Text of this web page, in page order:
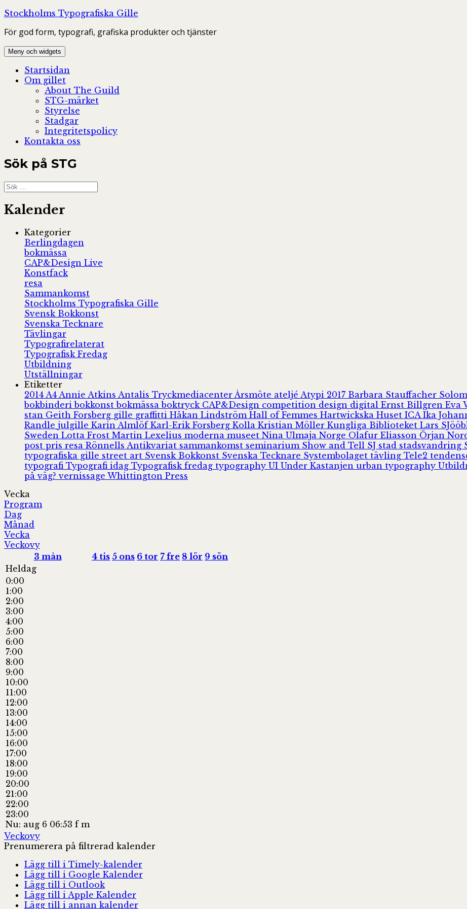
Hoppa
innehåll
Stockholms Typografiska Gille
För god form, typografi, grafiska produkter och tjänster
Meny och widgets
Startsidan
Om gillet
About The Guild
STG-märket
Styrelse
Stadgar
Integritetspolicy
Kontakta oss
Sök på STG
Sök
efter:
Kalender
Kategorier
Berlingdagen
bokmässa
CAP&Design Live
Konstfack
resa
Sammankomst
Stockholms Typografiska Gille
Svensk Bokkonst
Svenska Tecknare
Tävlingar
Typografirelaterat
Typografisk Fredag
Utbildning
Utställningar
Etiketter
2014 A4 Annie Atkins Antalis Tryckmediacenter Årsmöte ateljé Atypi 2017 Barbara Stauffacher
bokbinderibokkonstbokmässaboktryck CAP&Design competition design digital Ernst Billgren Eva
stan Geith Forsberg gille graffitti Håkan Lindström Hall of Femmes Hartwickska Huset ICA Ika
Randle julgille Karin Almlöf Karl-Erik Forsberg Kolla Kristian Möller Kungliga Biblioteket Lars
Sweden Lotta Frost Martin Lexelius moderna museet Nina Ulmaja Norge Olafur Eliasson Örjan
post pris resa Rönnells Antikvariat sammankomst seminarium Show and Tell SJ stad stadsvandring
typografiska gille street art Svensk Bokkonst Svenska Tecknare Systembolaget tävling Tele2
typografi Typografi idag Typografisk fredag typography UI Under Kastanjen urban typography
på väg?vernissage Whittington Press
Vecka
Program
Dag
Månad
Vecka
Veckovy
3 mån 4 tis 5 ons 6 tor 7 fre 8 lör 9 sön
Heldag
0:00
1:00
2:00
3:00
4:00
5:00
6:00
7:00
8:00
9:00
10:00
11:00
12:00
13:00
14:00
15:00
16:00
17:00
18:00
19:00
20:00
21:00
22:00
23:00
Nu: aug 6 06:53 f m
Veckovy
Prenumerera på filtrerad kalender
Lägg till i Timely-kalender
Lägg till i Google Kalender
Lägg till i Outlook
Lägg till i Apple Kalender
Lägg till i annan kalender